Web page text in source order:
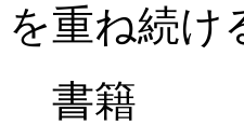
を重ね続
書籍